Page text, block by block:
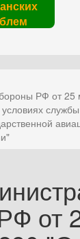
РФ от 25
от